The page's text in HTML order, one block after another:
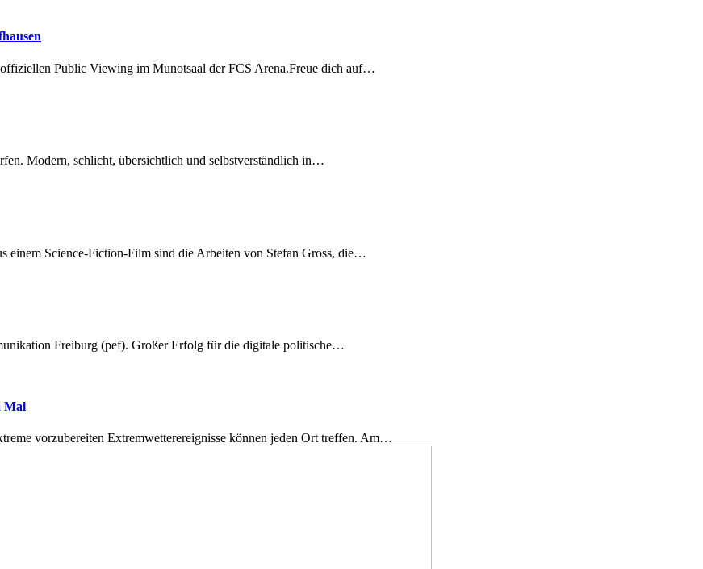
Public Viewing im Munotsaal der FCS Arena.Freue dich auf…
Modern, schlicht, übersichtlich und selbstverständlich in…
Science-Fiction-Film sind die Arbeiten von Stefan Gross, die…
Freiburg (pef). Großer Erfolg für die digitale politische…
Mal
vorzubereiten Extremwetterereignisse können jeden Ort treffen. Am…